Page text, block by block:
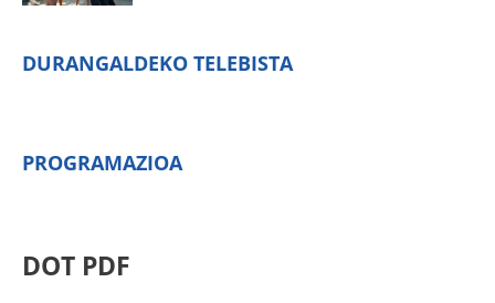
DURANGALDEKO TELEBISTA
PROGRAMAZIOA
DOT PDF